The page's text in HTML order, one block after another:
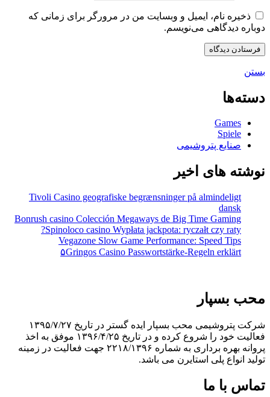
ذخیره نام، ایمیل و وبسایت من در مرورگر برای زمانی که
دوباره دیدگاهی می‌نویسم.
بستن
دسته‌ها
Games
Spiele
صنایع پتروشیمی
نوشته های اخیر
Tivoli Casino geografiske begrænsninger på almindeligt
dansk
Bonrush casino Colección Megaways de Big Time Gaming
Spinoloco casino Wypłata jackpota: ryczałt czy raty?
Vegazone Slow Game Performance: Speed Tips
۵Gringos Casino Passwortstärke-Regeln erklärt
محب بسپار
شرکت پتروشیمی محب بسپار ایده گستر در تاریخ ۱۳۹۵/۷/۲۷
فعالیت خود را شروع کرده و در تاریخ ۱۳۹۶/۴/۲۵ موفق به اخذ
پروانه بهره برداری به شماره ۲۲۱۸/۱۳۹۶ جهت فعالیت در زمینه
تولید انواع پلی استایرن می باشد.
تماس با ما